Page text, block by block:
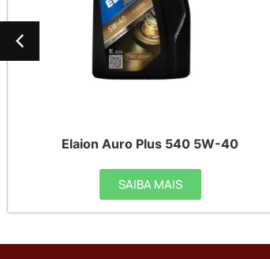
Elaion Auro Plus 540 5W-40
SAIBA MAIS